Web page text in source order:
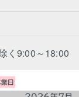
く9:00～18:00